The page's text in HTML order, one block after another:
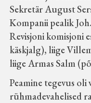
Sekretär August
Kompanii pealik
Revisjoni komisjoni
käskjalg), liige
liige Armas Salm
Peamine tegevus oli
rühmadevahelised